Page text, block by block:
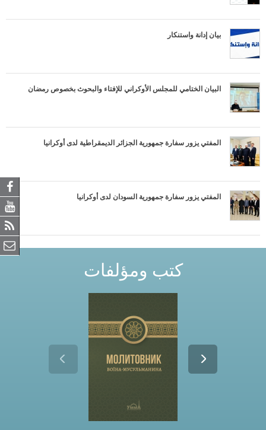
بيان إدانة واستنكار
البيان الختامي للمجلس الأوكراني للإفتاء والبحوث بخصوص رمضان
المفتي يزور سفارة جمهورية الجزائر الديمقراطية لدى أوكرانيا
المفتي يزور سفارة جمهورية السودان لدى أوكرانيا
كتب ومؤلفات